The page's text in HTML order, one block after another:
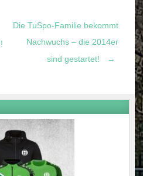
Die TuSpo-Familie bekommt
Nachwuchs – die 2014er
sind gestartet!
→